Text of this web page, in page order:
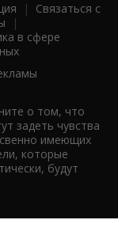
| Связаться с
|
в сфере
о том, что
задеть чувства
имеющих
которые
будут